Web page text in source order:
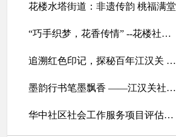
花楼水塔街道：非遗传韵 桃福满堂
“巧手织梦，花香传情” --花楼社区开展技能插花文化活动
追溯红色印记，探秘百年江汉关 ——花楼水塔街道江汉关社区青少年寒...
墨韵行书笔墨飘香 ——江汉关社区安静书桌书法课堂
华中社区社会工作服务项目评估圆满结束